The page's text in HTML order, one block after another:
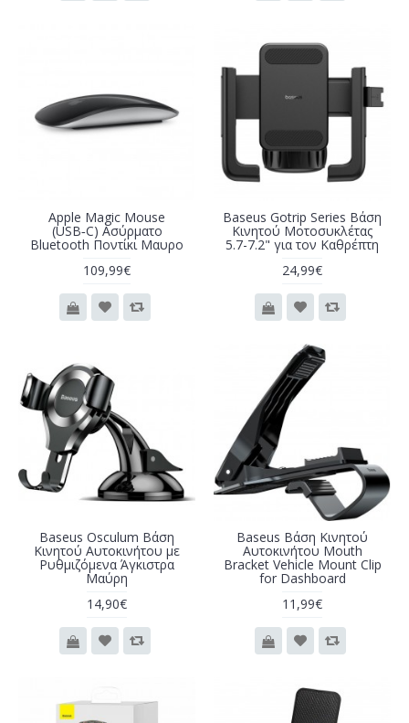
Apple Magic Mouse
(USB‑C) Ασύρματο
Bluetooth Ποντίκι Μαυρο
109,99€
Baseus Gotrip Series Βάση
Κινητού Μοτοσυκλέτας
5.7-7.2" για τον Καθρέπτη
24,99€
Baseus Osculum Βάση
Κινητού Αυτοκινήτου με
Ρυθμιζόμενα Άγκιστρα
Μαύρη
14,90€
Baseus Βάση Κινητού
Αυτοκινήτου Mouth
Bracket Vehicle Mount Clip
for Dashboard
11,99€